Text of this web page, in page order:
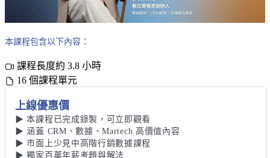
本課程包含以下內容：
課程長度約 3.8 小時
16 個課程單元
上線優惠價
▶︎ 本課程已完成錄製，可立即觀看
▶︎ 涵蓋 CRM、數據、Martech 高價值內容
▶︎ 市面上少見中高階行銷數據課程
▶︎ 獨家百萬年薪考題與解法